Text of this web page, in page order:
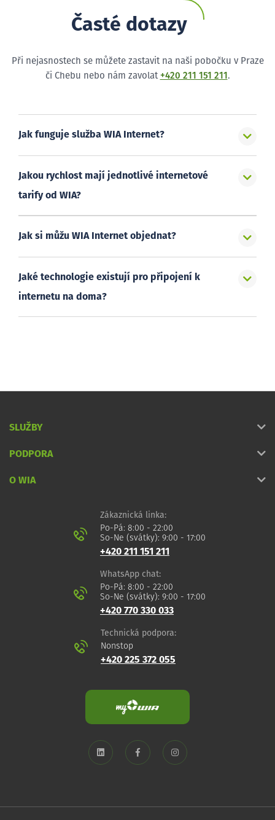
Časté dotazy
Při nejasnostech se můžete zastavit na naši pobočku v Praze
či Chebu nebo nám zavolat +420 211 151 211 .
Jak funguje služba WIA Internet?
Jakou rychlost mají jednotlivé internetové
tarify od WIA?
Jak si můžu WIA Internet objednat?
Jaké technologie existují pro připojení k
internetu na doma?
SLUŽBY
PODPORA
O WIA
Zákaznická linka:
Po-Pá: 8:00 - 22:00
So-Ne (svátky): 9:00 - 17:00
+420 211 151 211
WhatsApp chat:
Po-Pá: 8:00 - 22:00
So-Ne (svátky): 9:00 - 17:00
+420 770 330 033
Technická podpora:
Nonstop
+420 225 372 055